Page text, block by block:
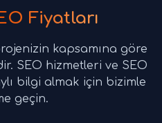
Fiyatları
kapsamına göre
SEO hizmetleri ve SEO
bilgi almak için bizimle
geçin.